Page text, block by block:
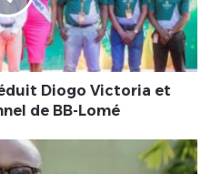
Diogo Victoria et
de BB-Lomé